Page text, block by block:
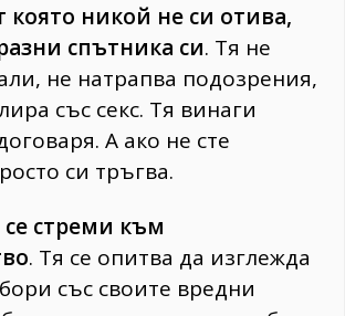
която никой не си отива,
спътника си. Тя не
не натрапва подозрения,
със секс. Тя винаги
А ако не сте
си тръгва.
стреми към
. Тя се опитва да изглежда
със своите вредни